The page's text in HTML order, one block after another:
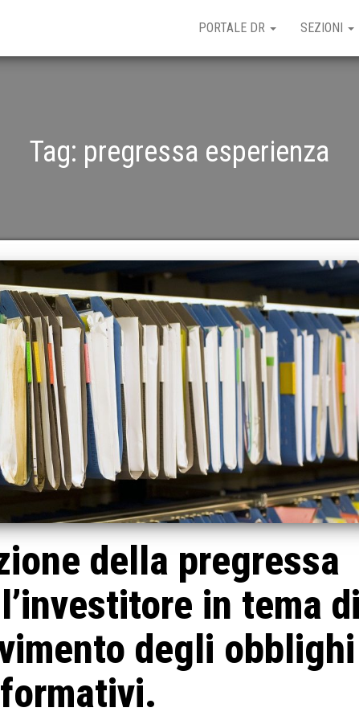
PORTALE DR SEZIONI
Tag: pregressa esperienza
della pregressa
in tema
degli obblighi